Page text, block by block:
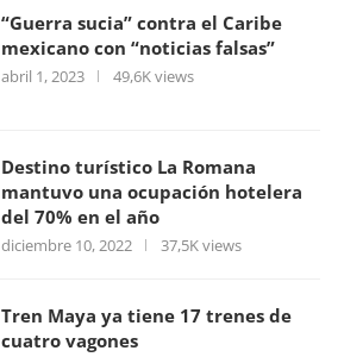
“Guerra sucia” contra el Caribe
mexicano con “noticias falsas”
abril 1, 2023 49,6K views
Destino turístico La Romana
mantuvo una ocupación hotelera
del 70% en el año
diciembre 10, 2022 37,5K views
Tren Maya ya tiene 17 trenes de
cuatro vagones